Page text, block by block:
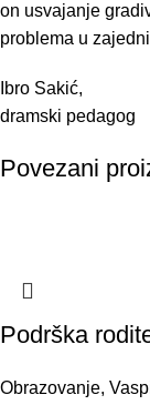
on usvajanje
problema u
Ibro Sakić,
dramski pedagog
Povezani
Podrška
Obrazovanje,